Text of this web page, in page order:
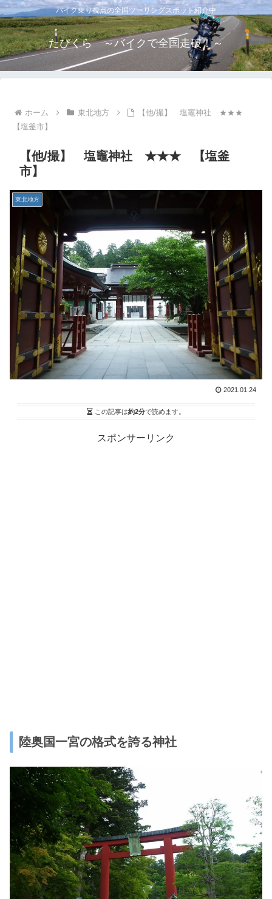
バイク乗り視点の全国ツーリングスポット紹介中
たびくら ～バイクで全国走破！～
ホーム 東北地方
【他/撮】 塩竈神社 ★★★
【塩釜市】
【他/撮】 塩竈神社 ★★★ 【塩釜
市】
東北地方
2021.01.24
この記事は約2分で読めます。
スポンサーリンク
陸奥国一宮の格式を誇る神社